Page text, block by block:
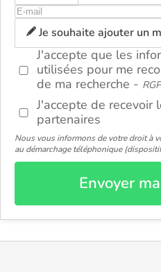
Je souhaite ajouter un
J'accepte que les
utilisées pour me
de ma recherche -
J'accepte de recevoir
partenaires
Nous vous informons de votre droit à
au démarchage téléphonique
Envoyer